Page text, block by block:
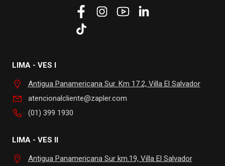
LIMA - VES I
Antigua Panamericana Sur. Km 17.2, Villa El Salvador
atencionalcliente@zapler.com
(01) 399 1930
LIMA - VES II
Antigua Panamericana Sur km.19, Villa El Salvador